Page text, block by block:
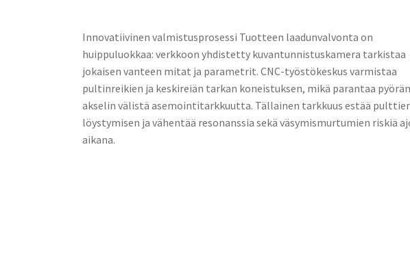
Innovatiivinen valmistusprosessi Tuotteen laadunvalvonta on
huippuluokkaa: verkkoon yhdistetty kuvantunnistuskamera tarkistaa
jokaisen vanteen mitat ja parametrit. CNC-työstökeskus varmistaa
pultinreikien ja keskireiän tarkan koneistuksen, mikä parantaa
akselin välistä asemointitarkkuutta. Tällainen tarkkuus estää
löystymisen ja vähentää resonanssia sekä väsymismurtumien riskiä
aikana.